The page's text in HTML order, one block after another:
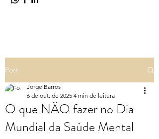
Post
O que NÃO fazer no Dia
Mundial da Saúde Mental
Jorge Barros
6 de out. de 2025 4 min de leitura